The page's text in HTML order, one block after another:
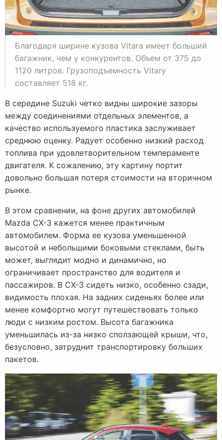
Благодаря ширине кузова Vitara имеет больший
багажник, чем у конкурентов. Объем от 375 до
1120 литров. Грузоподъемность Vitary
составляет 518 кг.
В середине Suzuki четко видны широкие зазоры
между соединениями отдельных элементов, а
качество используемого пластика заслуживает
среднюю оценку. Радует особенно низкий расход
топлива при удовлетворительном темпераменте
двигателя. К сожалению, эту картину портит
довольно большая потеря стоимости на вторичном
рынке.
В этом сравнении, на фоне других автомобилей
Mazda CX-3 кажется менее практичным
автомобилем. Форма ее кузова уменьшенной
высотой и небольшими боковыми стеклами, быть
может, выглядит модно и динамично, но
ограничивает пространство для водителя и
пассажиров. В CX-3 сидеть низко, особенно сзади,
видимость плохая. На задних сиденьях более или
менее комфортно могут путешествовать только
люди с низким ростом. Высота багажника
уменьшилась из-за низко сползающей крыши, что,
безусловно, затруднит транспортировку больших
пакетов.